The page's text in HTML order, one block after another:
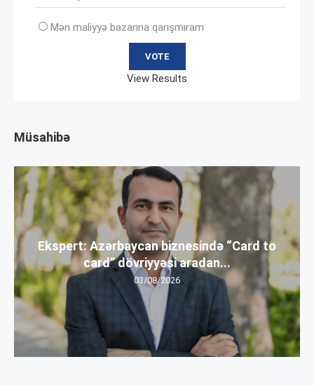
Mən maliyyə bazarına qarışmıram
View Results
Müsahibə
Ekspert: Azərbaycan biznesində “Card to
card” dövriyyəsi aradan...
03/08/2026